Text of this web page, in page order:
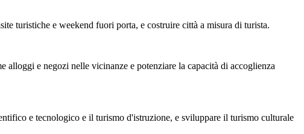
turistiche e weekend fuori porta, e costruire città a misura di turista.
e negozi nelle vicinanze e potenziare la capacità di accoglienza
e tecnologico e il turismo d'istruzione, e sviluppare il turismo culturale